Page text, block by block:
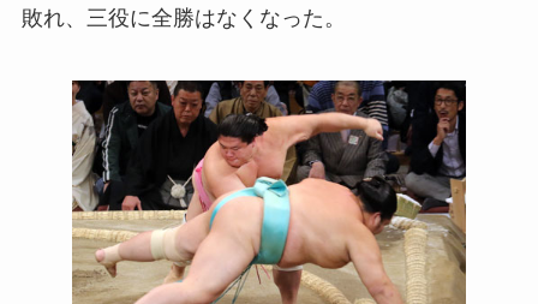
敗れ、三役に全勝はなくなった。